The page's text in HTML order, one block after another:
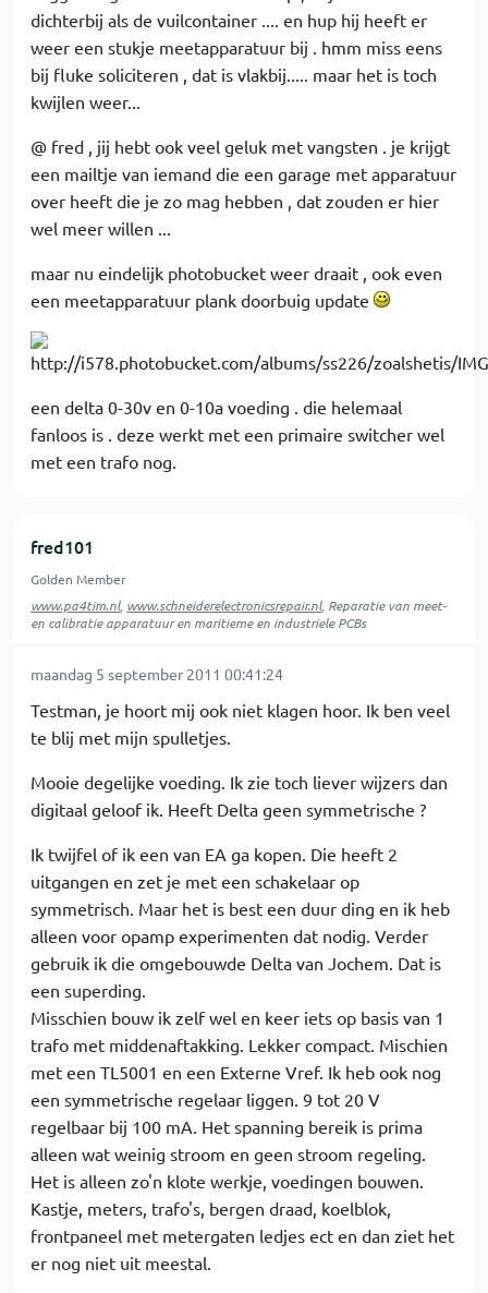
dichterbij als de vuilcontainer .... en hup hij heeft er
weer een stukje meetapparatuur bij . hmm miss eens
bij fluke soliciteren , dat is vlakbij..... maar het is toch
kwijlen weer...
@ fred , jij hebt ook veel geluk met vangsten . je krijgt
een mailtje van iemand die een garage met apparatuur
over heeft die je zo mag hebben , dat zouden er hier
wel meer willen ...
maar nu eindelijk photobucket weer draait , ook even
een meetapparatuur plank doorbuig update
een delta 0-30v en 0-10a voeding . die helemaal
fanloos is . deze werkt met een primaire switcher wel
met een trafo nog.
fred101
Golden Member
www.pa4tim.nl, www.schneiderelectronicsrepair.nl, Reparatie van meet-
en calibratie apparatuur en maritieme en industriele PCBs
maandag 5 september 2011 00:41:24
Testman, je hoort mij ook niet klagen hoor. Ik ben veel
te blij met mijn spulletjes.
Mooie degelijke voeding. Ik zie toch liever wijzers dan
digitaal geloof ik. Heeft Delta geen symmetrische ?
Ik twijfel of ik een van EA ga kopen. Die heeft 2
uitgangen en zet je met een schakelaar op
symmetrisch. Maar het is best een duur ding en ik heb
alleen voor opamp experimenten dat nodig. Verder
gebruik ik die omgebouwde Delta van Jochem. Dat is
een superding.
Misschien bouw ik zelf wel en keer iets op basis van 1
trafo met middenaftakking. Lekker compact. Mischien
met een TL5001 en een Externe Vref. Ik heb ook nog
een symmetrische regelaar liggen. 9 tot 20 V
regelbaar bij 100 mA. Het spanning bereik is prima
alleen wat weinig stroom en geen stroom regeling.
Het is alleen zo'n klote werkje, voedingen bouwen.
Kastje, meters, trafo's, bergen draad, koelblok,
frontpaneel met metergaten ledjes ect en dan ziet het
er nog niet uit meestal.